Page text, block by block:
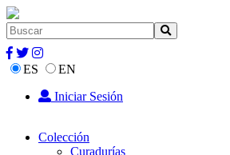
ES
EN
Iniciar Sesión
Colección
Curadurías